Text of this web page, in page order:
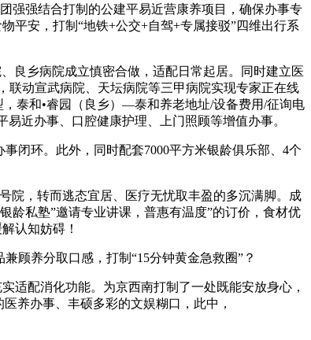
强强结合打制的公建平易近营康养项目，确保办事专
平安，打制“地铁+公交+自驾+专属接驳”四维出行系
乡病院成立慎密合做，适配日常起居。同时建立医
联动宣武病院、天坛病院等三甲病院实现专家正在线
泰和•睿园（良乡）—泰和养老地址/设备费用/征询电
近办事、口腔健康护理、上门照顾等增值办事。
闭环。此外，同时配套7000平方米银龄俱乐部、4个
，转而逃态宜居、医疗无忧取丰盈的多沉满脚。成
龄私塾”邀请专业讲课，普惠有温度”的订价，食材优
认知妨碍！
顾养分取口感，打制“15分钟黄金急救圈”？
配消化功能。为京西南打制了一处既能安放身心，
养办事、丰硕多彩的文娱糊口，此中，